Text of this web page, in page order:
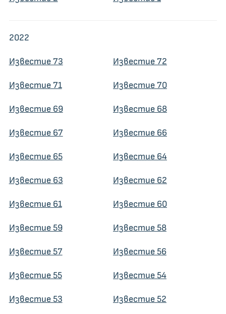
2022
Известие 73 Известие 72
Известие 71 Известие 70
Известие 69 Известие 68
Известие 67 Известие 66
Известие 65 Известие 64
Известие 63 Известие 62
Известие 61 Известие 60
Известие 59 Известие 58
Известие 57 Известие 56
Известие 55 Известие 54
Известие 53 Известие 52